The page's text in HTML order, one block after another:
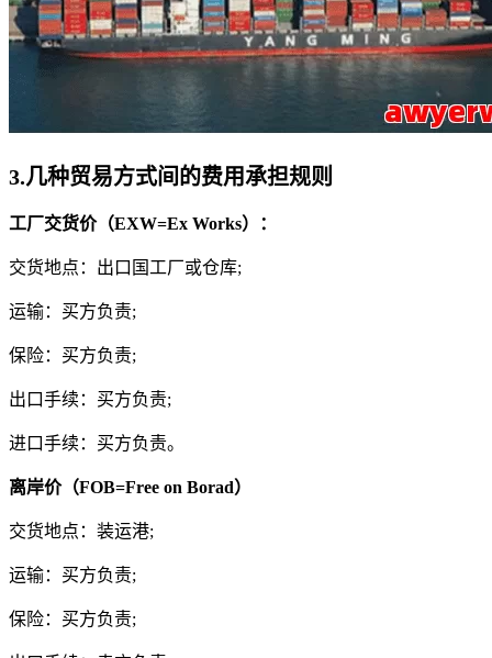
3.几种贸易方式间的费用承担规则
工厂交货价（EXW=Ex Works）：
交货地点：出口国工厂或仓库;
运输：买方负责;
保险：买方负责;
出口手续：买方负责;
进口手续：买方负责。
离岸价（FOB=Free on Borad）
交货地点：装运港;
运输：买方负责;
保险：买方负责;